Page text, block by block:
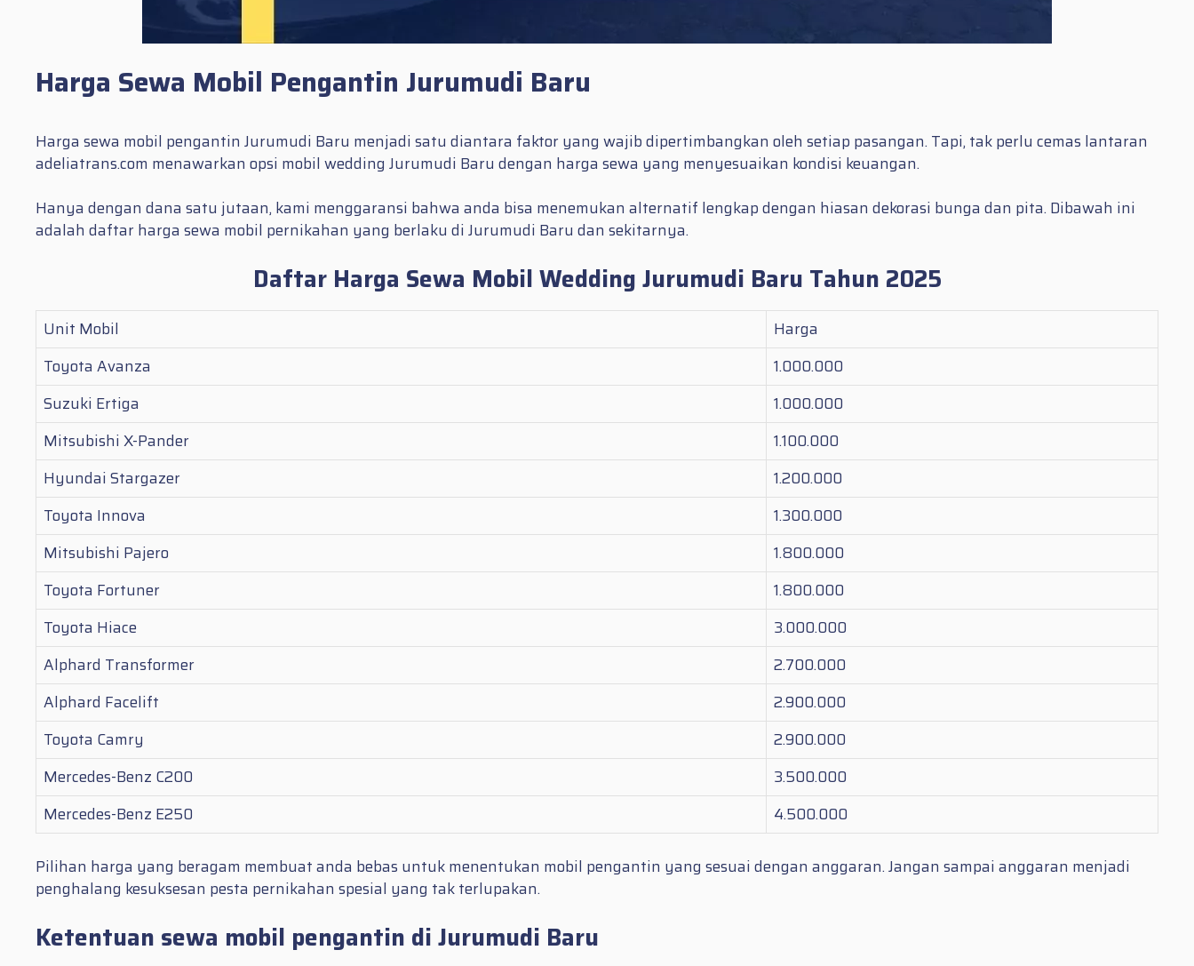
Harga Sewa Mobil Pengantin Jurumudi Baru
Harga sewa mobil pengantin Jurumudi Baru menjadi satu diantara faktor yang wajib dipertimbangkan oleh setiap pasangan. Tapi, tak perlu cemas lantaran
adeliatrans.com menawarkan opsi mobil wedding Jurumudi Baru dengan harga sewa yang menyesuaikan kondisi keuangan.
Hanya dengan dana satu jutaan, kami menggaransi bahwa anda bisa menemukan alternatif lengkap dengan hiasan dekorasi bunga dan pita. Dibawah ini
adalah daftar harga sewa mobil pernikahan yang berlaku di Jurumudi Baru dan sekitarnya.
Daftar Harga Sewa Mobil Wedding Jurumudi Baru Tahun 2025
Unit Mobil
Harga
Toyota Avanza
1.000.000
Suzuki Ertiga
1.000.000
Mitsubishi X-Pander
1.100.000
Hyundai Stargazer
1.200.000
Toyota Innova
1.300.000
Mitsubishi Pajero
1.800.000
Toyota Fortuner
1.800.000
Toyota Hiace
3.000.000
Alphard Transformer
2.700.000
Alphard Facelift
2.900.000
Toyota Camry
2.900.000
Mercedes-Benz C200
3.500.000
Mercedes-Benz E250
4.500.000
Pilihan harga yang beragam membuat anda bebas untuk menentukan mobil pengantin yang sesuai dengan anggaran. Jangan sampai anggaran menjadi
penghalang kesuksesan pesta pernikahan spesial yang tak terlupakan.
Ketentuan sewa mobil pengantin di Jurumudi Baru